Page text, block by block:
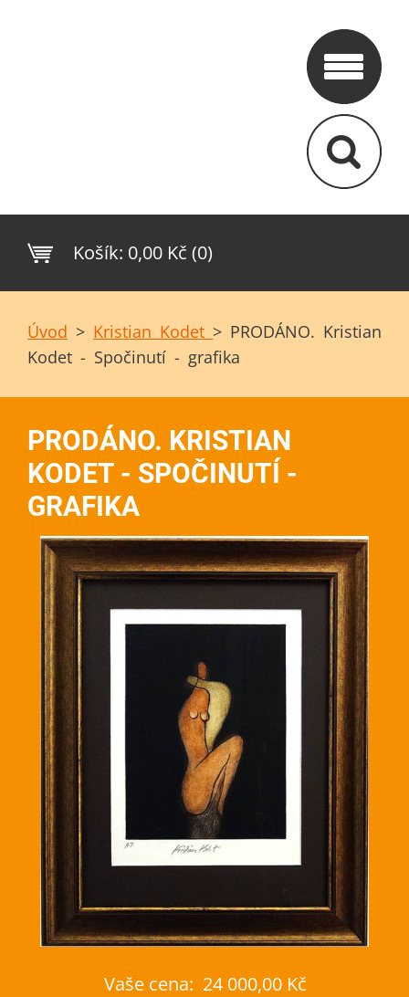
Košík: 0,00 Kč (0)
Úvod > Kristian Kodet > PRODÁNO. Kristian
Kodet - Spočinutí - grafika
PRODÁNO. KRISTIAN
KODET - SPOČINUTÍ -
GRAFIKA
Vaše cena: 24 000,00 Kč